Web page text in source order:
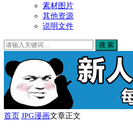
素材图片
其他资源
说明文件
搜 索
首页 JPG漫画文章正文